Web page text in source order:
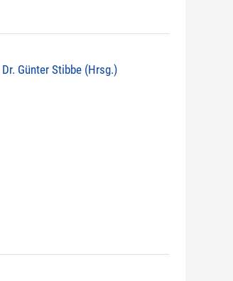
Günter Stibbe (Hrsg.)